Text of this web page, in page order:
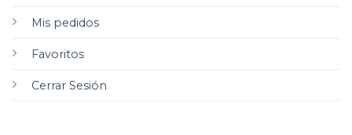
Mis pedidos
Favoritos
Cerrar Sesión